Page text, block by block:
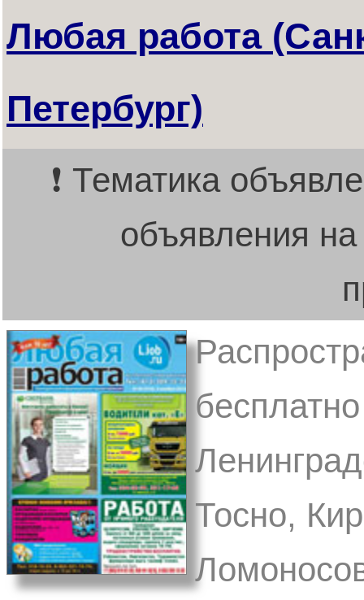
Любая работа
Петербург)
❗ Тематика
объявления
Тосно,